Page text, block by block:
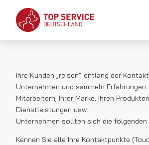
Ihre Kunden „reisen“ entlang der
Unternehmen und sammeln Erfahrungen
Mitarbeitern, Ihrer Marke, Ihren
Dienstleistungen usw..
Unternehmen sollten sich die folgenden
Kennen Sie alle Ihre Kontaktpunkte